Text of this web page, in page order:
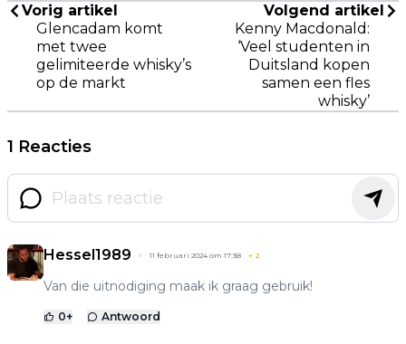
Vorig artikel
Glencadam komt
met twee
gelimiteerde whisky’s
op de markt
Volgend artikel
Kenny Macdonald:
‘Veel studenten in
Duitsland kopen
samen een fles
whisky’
1 Reacties
Hessel1989 11 februari 2024 om 17:38 + 2
Van die uitnodiging maak ik graag gebruik!
0+ Antwoord